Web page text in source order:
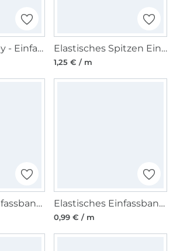
Baumwolljersey - Einfassband quer, weiss Elastisches Spitzen Einfassband mit Stickerei dunkelblau 12 mm
1,25 € / m
Elastisches Einfassband matt, weiss Elastisches Einfassband matt, dunkelgrau
0,99 € / m